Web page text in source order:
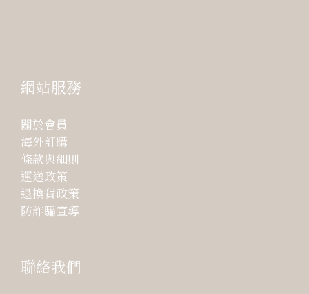
網站服務
關於會員
海外訂購
條款與細則
運送政策
退換貨政策
防詐騙宣導
聯絡我們